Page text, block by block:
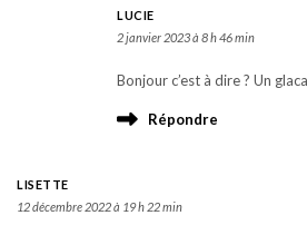
LUCIE
2 janvier 2023 à 8 h 46 min
Bonjour c’est à dire ? Un
Répondre
LISETTE
12 décembre 2022 à 19 h 22 min